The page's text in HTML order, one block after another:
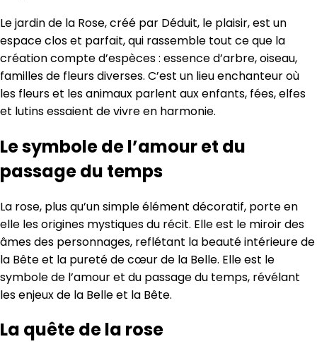
Le jardin de la Rose, créé par Déduit, le plaisir, est un
espace clos et parfait, qui rassemble tout ce que la
création compte d’espèces : essence d’arbre, oiseau,
familles de fleurs diverses. C’est un lieu enchanteur où
les fleurs et les animaux parlent aux enfants, fées, elfes
et lutins essaient de vivre en harmonie.
Le symbole de l’amour et du
passage du temps
La rose, plus qu’un simple élément décoratif, porte en
elle les origines mystiques du récit. Elle est le miroir des
âmes des personnages, reflétant la beauté intérieure de
la Bête et la pureté de cœur de la Belle. Elle est le
symbole de l’amour et du passage du temps, révélant
les enjeux de la Belle et la Bête.
La quête de la rose